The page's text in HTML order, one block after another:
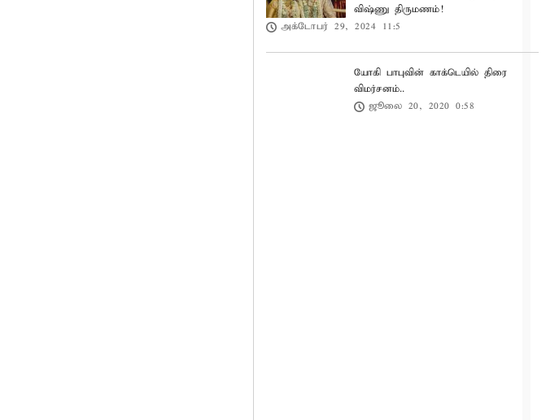
விஷ்ணு திருமணம்!
அக்டோபர் 29, 2024 11:5
யோகி பாபுவின் காக்டெயில் திரை
விமர்சனம்..
ஜூலை 20, 2020 0:58